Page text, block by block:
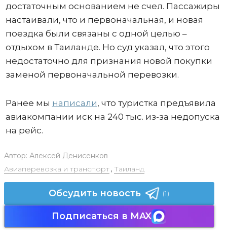
достаточным основанием не счел. Пассажиры
настаивали, что и первоначальная, и новая
поездка были связаны с одной целью –
отдыхом в Таиланде. Но суд указал, что этого
недостаточно для признания новой покупки
заменой первоначальной перевозки.
Ранее мы написали, что туристка предъявила
авиакомпании иск на 240 тыс. из-за недопуска
на рейс.
Автор: Алексей Денисенков
Авиаперевозка и транспорт, Таиланд
Обсудить новость (1)
Подписаться в MAX